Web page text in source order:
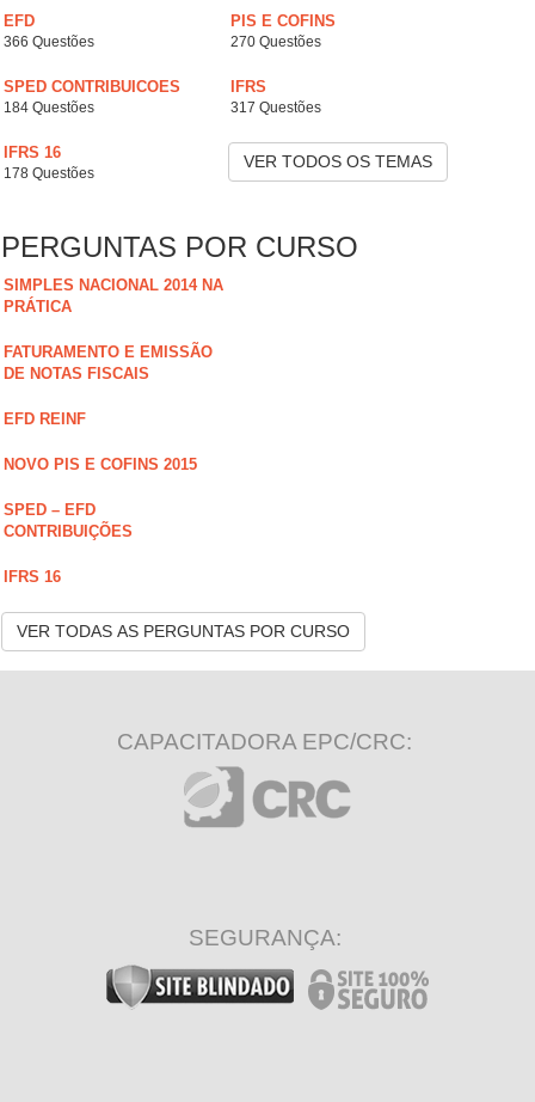
EFD
366 Questões
PIS E COFINS
270 Questões
SPED CONTRIBUICOES
184 Questões
IFRS
317 Questões
IFRS 16
178 Questões
VER TODOS OS TEMAS
PERGUNTAS POR CURSO
SIMPLES NACIONAL 2014 NA
PRÁTICA
FATURAMENTO E EMISSÃO
DE NOTAS FISCAIS
EFD REINF
NOVO PIS E COFINS 2015
SPED – EFD
CONTRIBUIÇÕES
IFRS 16
VER TODAS AS PERGUNTAS POR CURSO
CAPACITADORA EPC/CRC:
SEGURANÇA: